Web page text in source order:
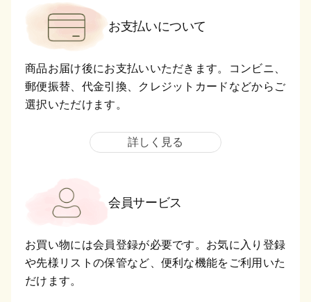
お支払いについて
商品お届け後にお支払いいただきます。コンビニ、
郵便振替、代金引換、クレジットカードなどからご
選択いただけます。
詳しく見る
会員サービス
お買い物には会員登録が必要です。お気に入り登録
や先様リストの保管など、便利な機能をご利用いた
だけます。